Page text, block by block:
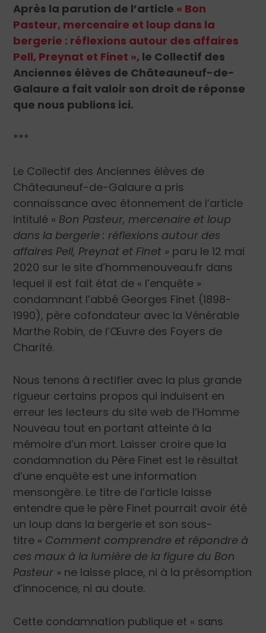
Après la parution de l’article « Bon
Pasteur, mercenaire et loup dans la
bergerie : réflexions autour des affaires
Pell, Preynat et Finet », le Collectif des
Anciennes élèves de Châteauneuf-de-
Galaure a fait valoir son droit de réponse
que nous publions ici.
***
Le Collectif des Anciennes élèves de
Châteauneuf-de-Galaure a pris
connaissance avec étonnement de l’article
intitulé « Bon Pasteur, mercenaire et loup
dans la bergerie : réflexions autour des
affaires Pell, Preynat et Finet » paru le 12 mai
2020 sur le site d’hommenouveau.fr dans
lequel il est fait état de « l’enquête »
condamnant l’abbé Georges Finet (1898-
1990), père cofondateur avec la Vénérable
Marthe Robin, de l’Œuvre des Foyers de
Charité.
Nous tenons à rectifier avec la plus grande
rigueur certains propos qui induisent en
erreur les lecteurs du site web de l’Homme
Nouveau tout en portant atteinte à la
mémoire d’un mort. Laisser croire que la
condamnation du Père Finet est le résultat
d’une enquête est une information
mensongère. Le titre de l’article laisse
entendre que le père Finet pourrait avoir été
un loup dans la bergerie et son sous-
titre « Comment comprendre et répondre à
ces maux à la lumière de la figure du Bon
Pasteur » ne laisse place, ni à la présomption
d’innocence, ni au doute.
Cette condamnation publique et « sans